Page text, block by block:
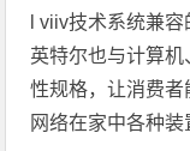
l viiv技术系统兼
英特尔也与计算
性规格，让消费
网络在家中各种装